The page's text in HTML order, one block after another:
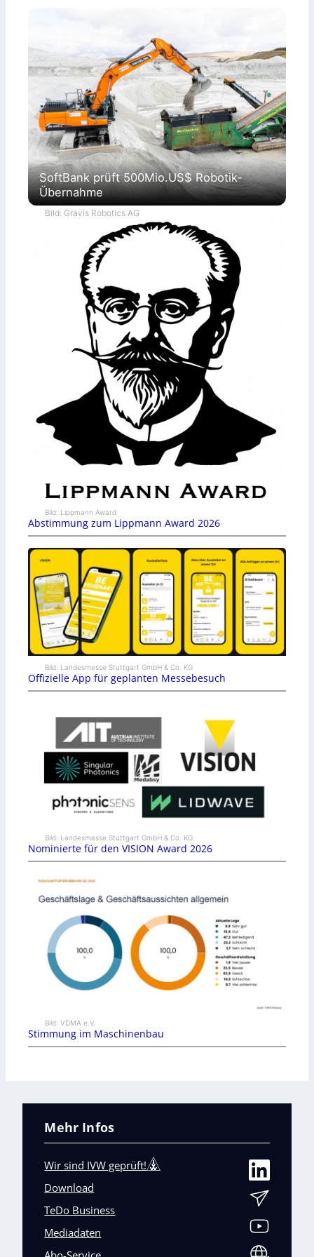
SoftBank prüft 500Mio.US$ Robotik-
Übernahme
Bild: Gravis Robotics AG
Bild: Lippmann Award
Abstimmung zum Lippmann Award 2026
Bild: Landesmesse Stuttgart GmbH & Co. KG
Offizielle App für geplanten Messebesuch
Bild: Landesmesse Stuttgart GmbH & Co. KG
Nominierte für den VISION Award 2026
Bild: VDMA e.V.
Stimmung im Maschinenbau
Mehr Infos
Wir sind IVW geprüft!
Download
TeDo Business
Mediadaten